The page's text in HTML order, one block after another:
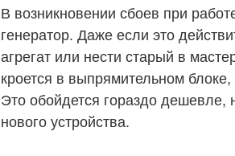
В возникновении сбоев при
генератор. Даже если это
агрегат или нести старый в
кроется в выпрямительном
Это обойдется гораздо дешевле,
нового устройства.